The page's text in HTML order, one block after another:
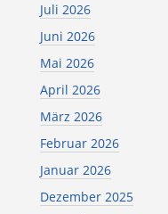
Juli 2026
Juni 2026
Mai 2026
April 2026
März 2026
Februar 2026
Januar 2026
Dezember 2025